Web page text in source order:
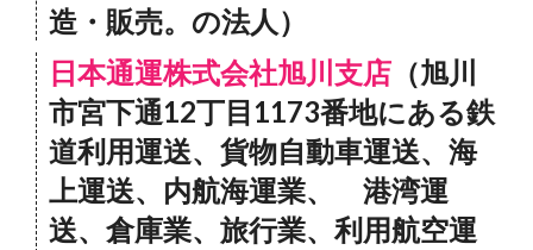
造・販売。の法人）
日本通運株式会社旭川支店 （旭川
市宮下通12丁目1173番地にある鉄
道利用運送、貨物自動車運送、海
上運送、内航海運業、 港湾運
送、倉庫業、旅行業、利用航空運